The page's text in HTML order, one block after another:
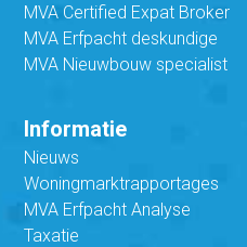
MVA Certified Expat Broker
MVA Erfpacht deskundige
MVA Nieuwbouw specialist
Informatie
Nieuws
Woningmarktrapportages
MVA Erfpacht Analyse
Taxatie